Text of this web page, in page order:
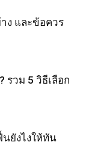
ง และข้อควร
รวม 5 วิธีเลือก
ยังไงให้ทัน